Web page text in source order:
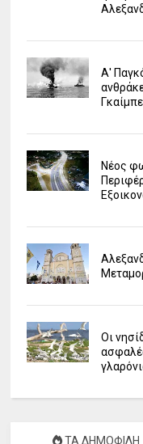
Α'
Νέος
Οι
ΤΑ ΔΗΜΟΦΙΛΗ